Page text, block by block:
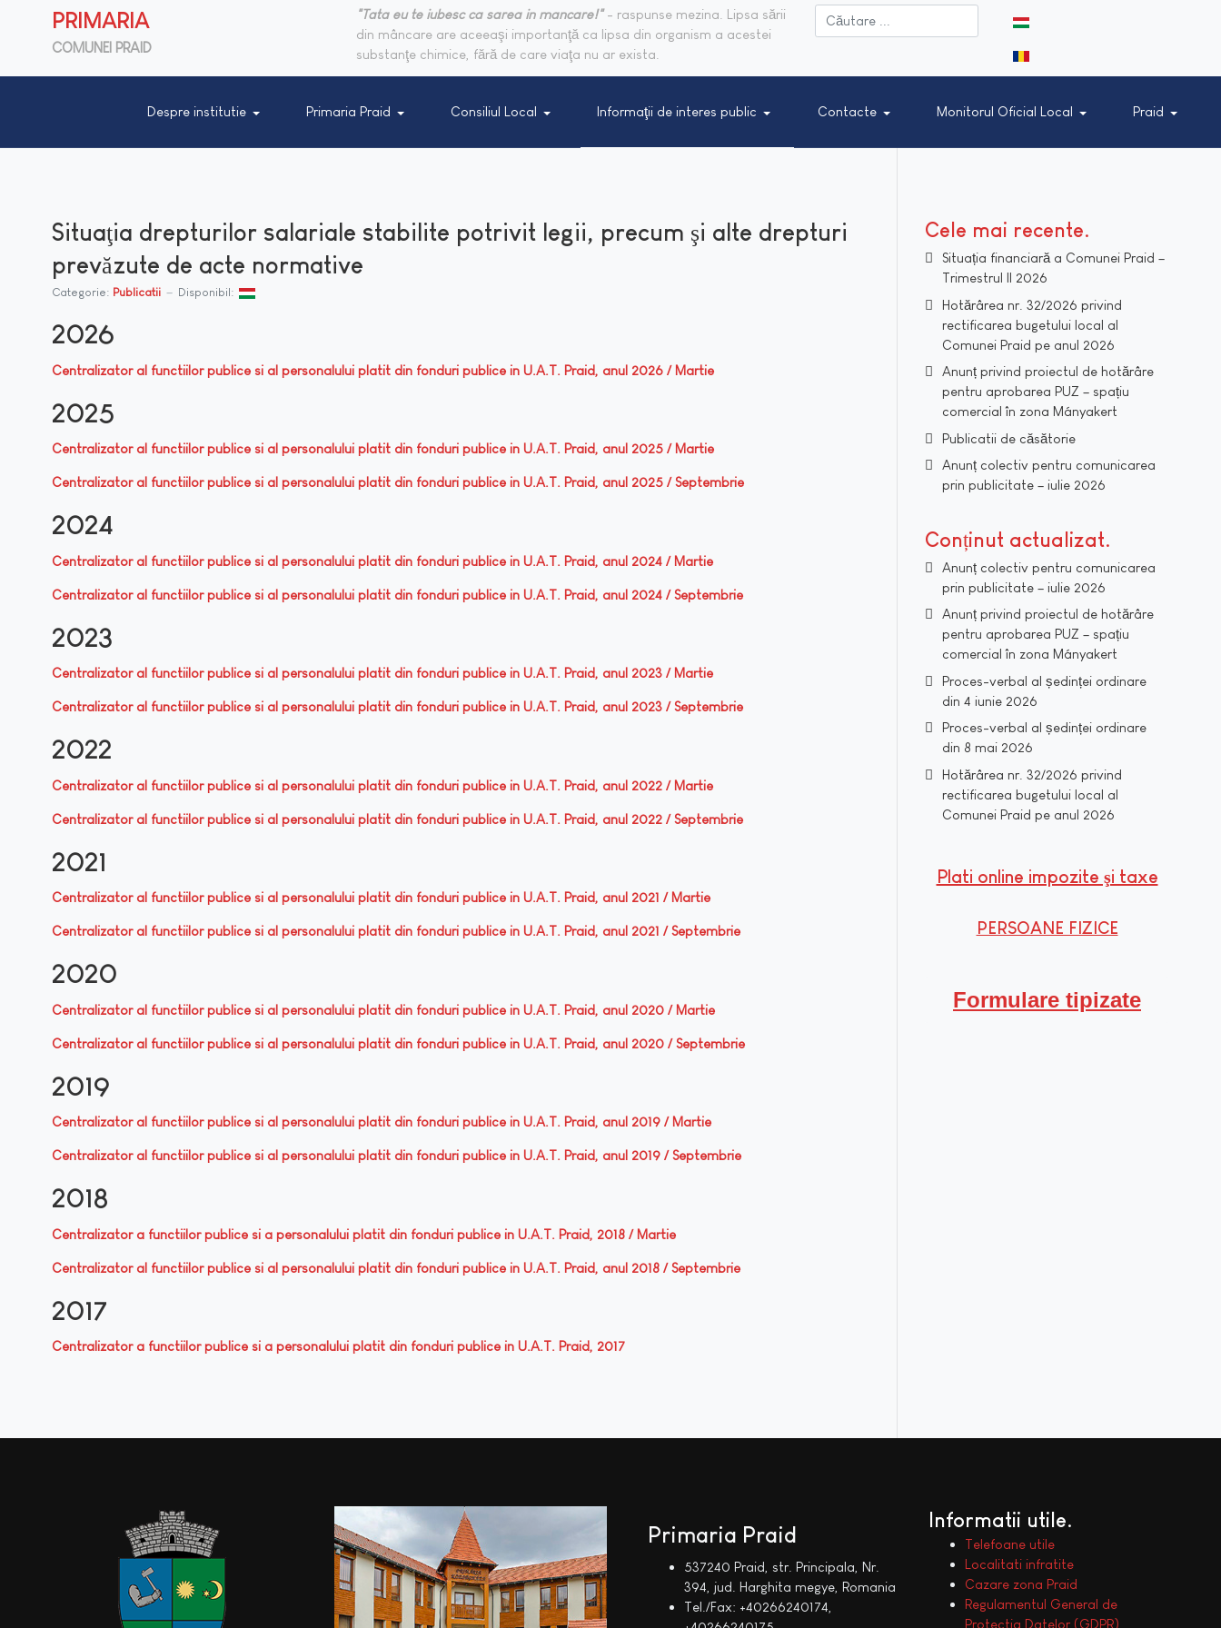
PRIMARIA
COMUNEI PRAID
"Tata eu te iubesc ca sarea in mancare!"- raspunse mezina. Lipsa sării
din mâncare are aceeaşi importanţă ca lipsa din organism a acestei
substanţe chimice, fără de care viaţa nu ar exista.
Despre institutie Primaria Praid Consiliul Local Informaţii de interes public Contacte Monitorul Oficial Local Praid
Situaţia drepturilor salariale stabilite potrivit legii, precum şi alte drepturi
prevăzute de acte normative
Categorie: Publicatii Disponibil:
2026
Centralizator al functiilor publice si al personalului platit din fonduri publice in U.A.T. Praid, anul 2026 / Martie
2025
Centralizator al functiilor publice si al personalului platit din fonduri publice in U.A.T. Praid, anul 2025 / Martie
Centralizator al functiilor publice si al personalului platit din fonduri publice in U.A.T. Praid, anul 2025 / Septembrie
2024
Centralizator al functiilor publice si al personalului platit din fonduri publice in U.A.T. Praid, anul 2024 / Martie
Centralizator al functiilor publice si al personalului platit din fonduri publice in U.A.T. Praid, anul 2024 / Septembrie
2023
Centralizator al functiilor publice si al personalului platit din fonduri publice in U.A.T. Praid, anul 2023 / Martie
Centralizator al functiilor publice si al personalului platit din fonduri publice in U.A.T. Praid, anul 2023 / Septembrie
2022
Centralizator al functiilor publice si al personalului platit din fonduri publice in U.A.T. Praid, anul 2022 / Martie
Centralizator al functiilor publice si al personalului platit din fonduri publice in U.A.T. Praid, anul 2022 / Septembrie
2021
Centralizator al functiilor publice si al personalului platit din fonduri publice in U.A.T. Praid, anul 2021 / Martie
Centralizator al functiilor publice si al personalului platit din fonduri publice in U.A.T. Praid, anul 2021 / Septembrie
2020
Centralizator al functiilor publice si al personalului platit din fonduri publice in U.A.T. Praid, anul 2020 / Martie
Centralizator al functiilor publice si al personalului platit din fonduri publice in U.A.T. Praid, anul 2020 / Septembrie
2019
Centralizator al functiilor publice si al personalului platit din fonduri publice in U.A.T. Praid, anul 2019 / Martie
Centralizator al functiilor publice si al personalului platit din fonduri publice in U.A.T. Praid, anul 2019 / Septembrie
2018
Centralizator a functiilor publice si a personalului platit din fonduri publice in U.A.T. Praid, 2018 / Martie
Centralizator al functiilor publice si al personalului platit din fonduri publice in U.A.T. Praid, anul 2018 / Septembrie
2017
Centralizator a functiilor publice si a personalului platit din fonduri publice in U.A.T. Praid, 2017
Cele mai recente
Situația financiară a Comunei Praid –
Trimestrul II 2026
Hotărârea nr. 32/2026 privind
rectificarea bugetului local al
Comunei Praid pe anul 2026
Anunț privind proiectul de hotărâre
pentru aprobarea PUZ – spațiu
comercial în zona Mányakert
Publicatii de căsătorie
Anunț colectiv pentru comunicarea
prin publicitate – iulie 2026
Conținut actualizat
Anunț colectiv pentru comunicarea
prin publicitate – iulie 2026
Anunț privind proiectul de hotărâre
pentru aprobarea PUZ – spațiu
comercial în zona Mányakert
Proces-verbal al ședinței ordinare
din 4 iunie 2026
Proces-verbal al ședinței ordinare
din 8 mai 2026
Hotărârea nr. 32/2026 privind
rectificarea bugetului local al
Comunei Praid pe anul 2026
Plati online impozite şi taxe
PERSOANE FIZICE
Formulare tipizate
Primaria Praid
537240 Praid, str. Principala, Nr.
394, jud. Harghita megye, Romania
Tel./Fax: +40266240174,
Informatii utile
Telefoane utile
Localitati infratite
Cazare zona Praid
Regulamentul General de
Protectia Datelor (GDPR)